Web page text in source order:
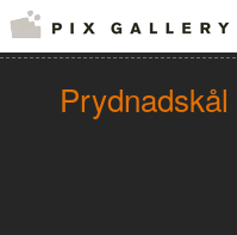
Prydnadskål